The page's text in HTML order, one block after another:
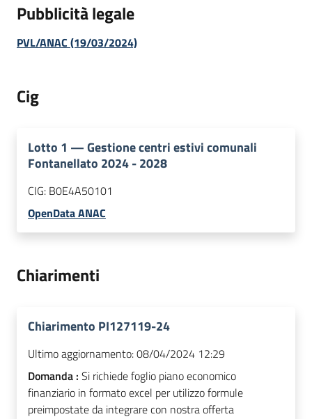
Pubblicità legale
PVL/ANAC (19/03/2024)
Cig
Lotto 1 —Gestione centri estivi comunali
Fontanellato 2024 - 2028
CIG: B0E4A50101
OpenData ANAC
Chiarimenti
Chiarimento PI127119-24
Ultimo aggiornamento:08/04/2024 12:29
Domanda : Si richiede foglio piano economico
finanziario in formato excel per utilizzo formule
preimpostate da integrare con nostra offerta